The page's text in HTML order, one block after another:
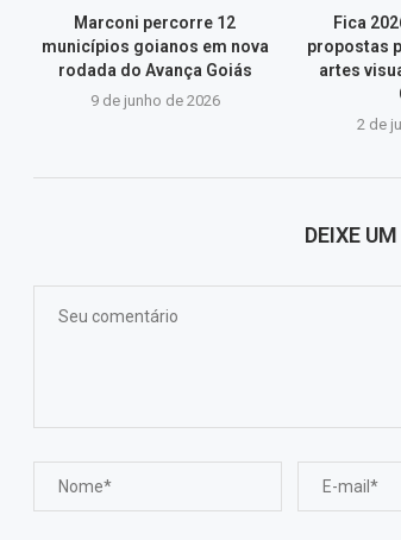
Marconi percorre 12
municípios goianos em nova
rodada do Avança Goiás
9 de junho de 2026
Fica
propostas
artes
2 de
DEIXE